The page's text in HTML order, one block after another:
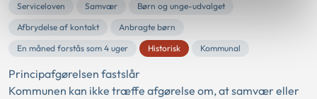
Serviceloven Samvær
Børn og unge-udvalget
Afbrydelse af kontakt
Anbragte børn
En måned forstås som 4 uger
Historisk Kommunal
Principafgørelsen fastslår
Kommunen kan ikke træffe afgørelse om, at samvær eller